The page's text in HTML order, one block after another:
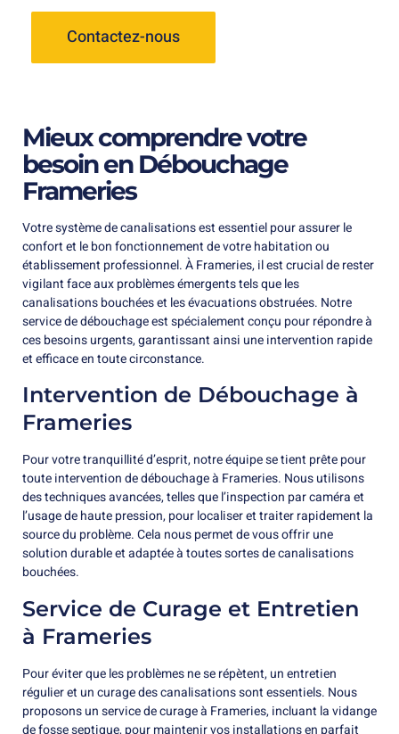
Contactez-nous
Mieux comprendre votre
besoin en Débouchage
Frameries
Votre système de canalisations est essentiel pour assurer le
confort et le bon fonctionnement de votre habitation ou
établissement professionnel. À Frameries, il est crucial de rester
vigilant face aux problèmes émergents tels que les
canalisations bouchées et les évacuations obstruées. Notre
service de débouchage est spécialement conçu pour répondre à
ces besoins urgents, garantissant ainsi une intervention rapide
et efficace en toute circonstance.
Intervention de Débouchage à
Frameries
Pour votre tranquillité d’esprit, notre équipe se tient prête pour
toute intervention de débouchage à Frameries. Nous utilisons
des techniques avancées, telles que l’inspection par caméra et
l’usage de haute pression, pour localiser et traiter rapidement la
source du problème. Cela nous permet de vous offrir une
solution durable et adaptée à toutes sortes de canalisations
bouchées.
Service de Curage et Entretien
à Frameries
Pour éviter que les problèmes ne se répètent, un entretien
régulier et un curage des canalisations sont essentiels. Nous
proposons un service de curage à Frameries, incluant la vidange
de fosse septique, pour maintenir vos installations en parfait